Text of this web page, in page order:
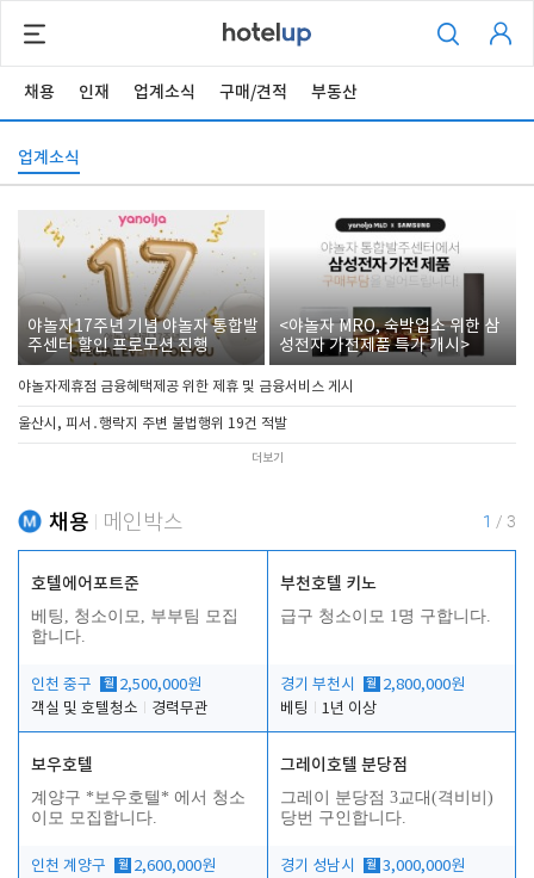
채용 인재 업계소식 구매/견적 부동산
업계소식
야놀자17주년 기념 야놀자 통합발
주센터 할인 프로모션 진행
<야놀자 MRO, 숙박업소 위한 삼
성전자 가전제품 특가 개시>
야놀자제휴점 금융혜택제공 위한 제휴 및 금융서비스 게시
울산시, 피서․행락지 주변 불법행위 19건 적발
더보기
채용 메인박스 1 / 3
호텔에어포트준
베팅, 청소이모, 부부팀 모집
합니다.
인천 중구 월 2,500,000원
객실 및 호텔청소
경력무관
부천호텔 키노
급구 청소이모 1명 구합니다.
경기 부천시 월 2,800,000원
베팅
1년 이상
보우호텔
계양구 *보우호텔* 에서 청소
이모 모집합니다.
인천 계양구 월 2,600,000원
그레이호텔 분당점
그레이 분당점 3교대(격비비)
당번 구인합니다.
경기 성남시 월 3,000,000원